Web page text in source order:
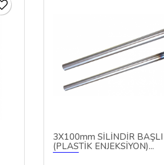
3X100mm SİLİNDİR BAŞLI
(PLASTİK ENJEKSİYON)...